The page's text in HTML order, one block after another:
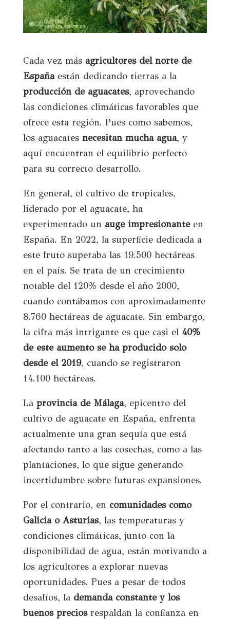
Cada vez más agricultores del norte de
Españaestán dedicando tierras a la
producción de aguacates, aprovechando
las condiciones climáticas favorables que
ofrece esta región. Pues como sabemos,
los aguacates necesitan mucha agua, y
aquí encuentran el equilibrio perfecto
para su correcto desarrollo.
En general, el cultivo de tropicales,
liderado por el aguacate, ha
experimentado unauge impresionanteen
España. En 2022, la superficie dedicada a
este fruto superaba las 19.500 hectáreas
en el país. Se trata de un crecimiento
notable del 120% desde el año 2000,
cuando contábamos con aproximadamente
8.760 hectáreas de aguacate. Sin embargo,
la cifra más intrigante es que casi el 40%
de este aumento se ha producido solo
desde el 2019, cuando se registraron
14.100 hectáreas.
La provincia de Málaga, epicentro del
cultivo de aguacate en España, enfrenta
actualmente una gran sequía que está
afectando tanto a las cosechas, como a las
plantaciones, lo que sigue generando
incertidumbre sobre futuras expansiones.
Por el contrario, en comunidades como
Galicia o Asturias, las temperaturas y
condiciones climáticas, junto con la
disponibilidad de agua, están motivando a
los agricultores a explorar nuevas
oportunidades. Pues a pesar de todos
desafíos, la demanda constante y los
buenos precios respaldan la confianza en